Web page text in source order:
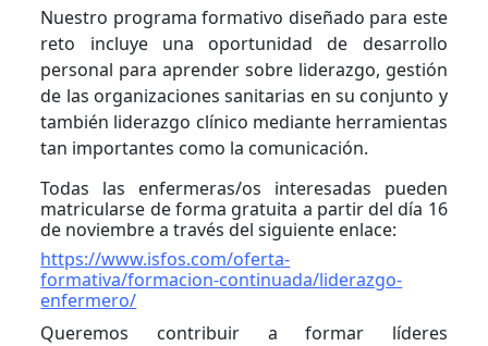
Nuestro programa formativo diseñado para este
reto incluye una oportunidad de desarrollo
personal para aprender sobre liderazgo, gestión
de las organizaciones sanitarias en su conjunto y
también liderazgo clínico mediante herramientas
tan importantes como la comunicación.
Todas las enfermeras/os interesadas pueden
matricularse de forma gratuita a partir del día 16
de noviembre a través del siguiente enlace:
https://www.isfos.com/oferta-
formativa/formacion-continuada/liderazgo-
enfermero/
Queremos contribuir a formar líderes